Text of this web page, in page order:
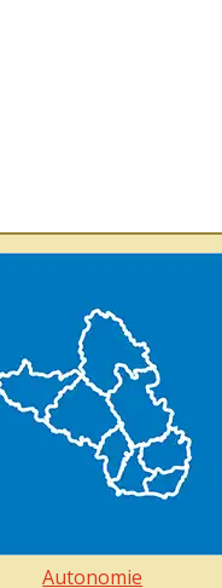
Autonomie